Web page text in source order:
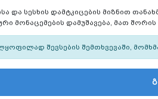
და სესხის დამტკიცების მიზნით
მონაცემების დამუშავება, მათ
შევსების შემთხვევაში,